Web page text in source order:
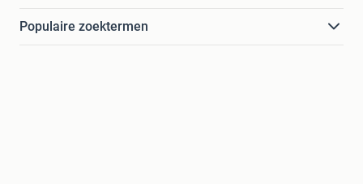
Populaire zoektermen